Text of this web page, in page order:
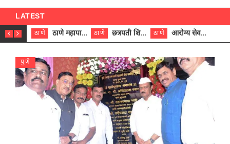
LATEST
ठाणे ठाणे महापालिकेच्या नऊ प्रभाग समित्यांवर अध्यक्ष विराजमान ठाणे छत्रपती शिवाजी महाराज रुग्णालयात दुर्मिळ ट्युमरची यशस्वी शस्त्रक्रिया ठाणे आरोग्य सेवक (पुरुष) पदावरून ११ कर्मचाऱ्यांना आरोग्य सहाय्यक (पुरुष) पदावर पदोन्नती; मुख्य कार्यकारी अधिकारी रणजित यादव यांच्या हस्ते आदेश वितरण
पुणे